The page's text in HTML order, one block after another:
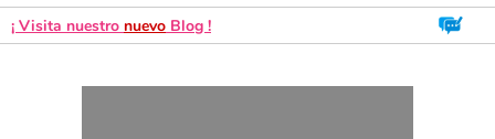
¡ Visita nuestro nuevo Blog !